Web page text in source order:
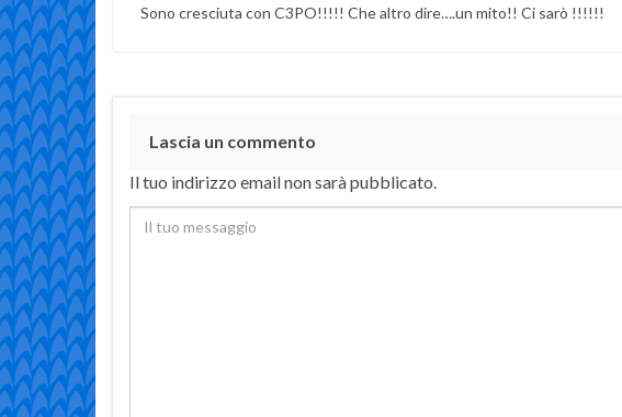
Sono cresciuta con C3PO!!!!! Che altro dire….un mito!! Ci sarò !!!!!!
Lascia un commento
Il tuo indirizzo email non sarà pubblicato.